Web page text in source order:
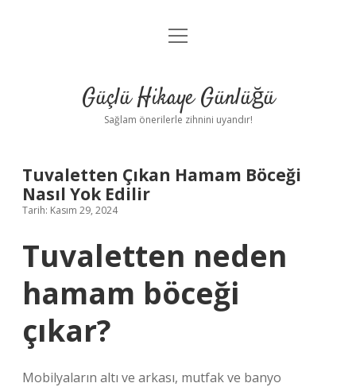
Anasayfa
Yasal Uyarı
menüyü
Güçlü Hikaye Günlüğü
Sağlam önerilerle zihnini uyandır!
Tuvaletten Çıkan Hamam Böceği
Nasıl Yok Edilir
Tarih: Kasım 29, 2024
Tuvaletten neden
hamam böceği
çıkar?
Mobilyaların altı ve arkası, mutfak ve banyo